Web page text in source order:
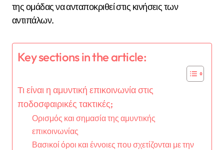
της ομάδας να ανταποκριθεί στις κινήσεις των
αντιπάλων.
Key sections in the article:
Τι είναι η αμυντική επικοινωνία στις
ποδοσφαιρικές τακτικές;
Ορισμός και σημασία της αμυντικής
επικοινωνίας
Βασικοί όροι και έννοιες που σχετίζονται με την